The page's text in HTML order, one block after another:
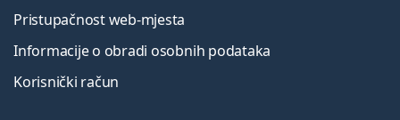
Pristupačnost web-mjesta
Informacije o obradi osobnih podataka
Korisnički račun